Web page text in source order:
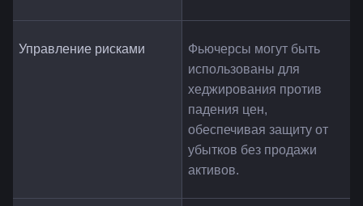
Управление рисками
Фьючерсы могут быть
использованы для
хеджирования против
падения цен,
обеспечивая защиту от
убытков без продажи
активов.